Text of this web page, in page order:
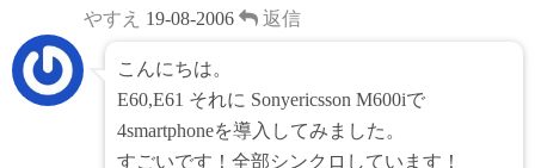
やすえ 19-08-2006 返信
こんにちは。
E60,E61 それに Sonyericsson M600iで
4smartphoneを導入してみました。
すごいです！全部シンクロしています！